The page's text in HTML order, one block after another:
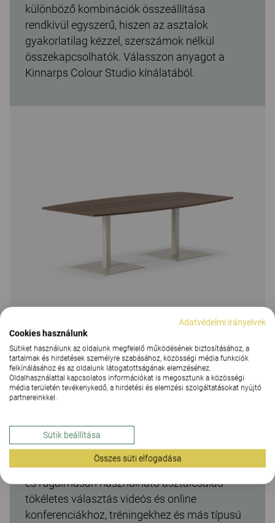
különböző kombinációk összeállítása
rendkívül egyszerű, hiszen az asztalok
gyakorlatilag kézzel, szerszámok nélkül
összekapcsolhatók. Válasszon anyagot a
Kinnarps Colour Studio kínálatából.
Multicom tárgyalóasztal, négyzet
keresztmetszetű pillér, 74
minden elképzelhető követelményének
megfelelnek és minden kommunikációs
szükségletet kielégítenek. A kiváló minőségű
és rugalmasan használható asztalcsalád
tökéletes választás videós és online
konferenciákhoz, tréningekhez és más típusú
Adatvédelmi irányelvek
Cookies használunk
Sütiket használunk az oldalunk megfelelő működésének biztosításához, a
tartalmak és hirdetések személyre szabásához, közösségi média funkciók
felkínálásához és az oldalunk látogatottságának elemzéséhez.
Oldalhasználattal kapcsolatos információkat is megosztunk a közösségi
média területén tevékenykedő, a hirdetési és elemzési szolgáltatásokat nyújtó
partnereinkkel.
Sütik beállítása
Összes süti elfogadása